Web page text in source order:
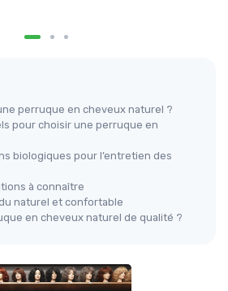
perruque en cheveux naturel ?
pour choisir une perruque en
biologiques pour l’entretien des
à connaître
naturel et confortable
en cheveux naturel de qualité ?